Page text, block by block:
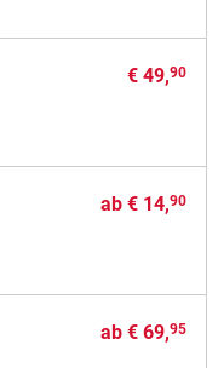
€ 49,90
ab€ 14,90
ab€ 69,95